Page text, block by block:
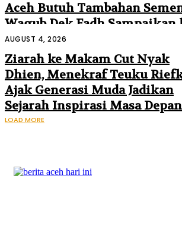
Aceh Butuh Tambahan
Wagub Dek Fadh Sampaikan
Mendagri dan Danantara
AUGUST 4, 2026
Ziarah ke Makam Cut Nyak
Dhien, Menekraf Teuku
Ajak Generasi Muda Jadikan
Sejarah Inspirasi Masa Depan
LOAD MORE